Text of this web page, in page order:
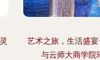
艺术之旅，生活盛
与云师大商学院